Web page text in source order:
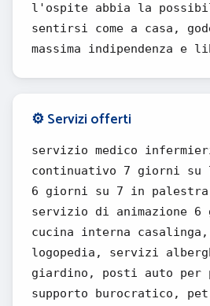
l'ospite abbia la
sentirsi come a casa,
massima indipendenza e
⚙️ Servizi offerti
servizio medico
continuativo 7 giorni
6 giorni su 7 in palestra
servizio di animazione
cucina interna
logopedia, servizi
giardino, posti auto per
supporto burocratico,